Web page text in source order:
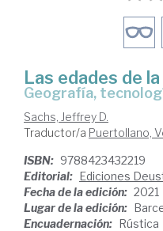
Las edades de
geografía,
Sachs, Jeffrey D.
Traductor/a Puertollano,
ISBN: 9788423432219
Editorial: Ediciones
Fecha de la edición: 2021
Lugar de la edición:
Encuadernación: Rústica